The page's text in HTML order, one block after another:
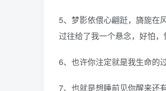
5、梦影依偎心翩跹，旖旎在
过往给了我一个悬念，好怕，
6、也许你注定就是我生命的
7、也就是想睡前见你醒来还